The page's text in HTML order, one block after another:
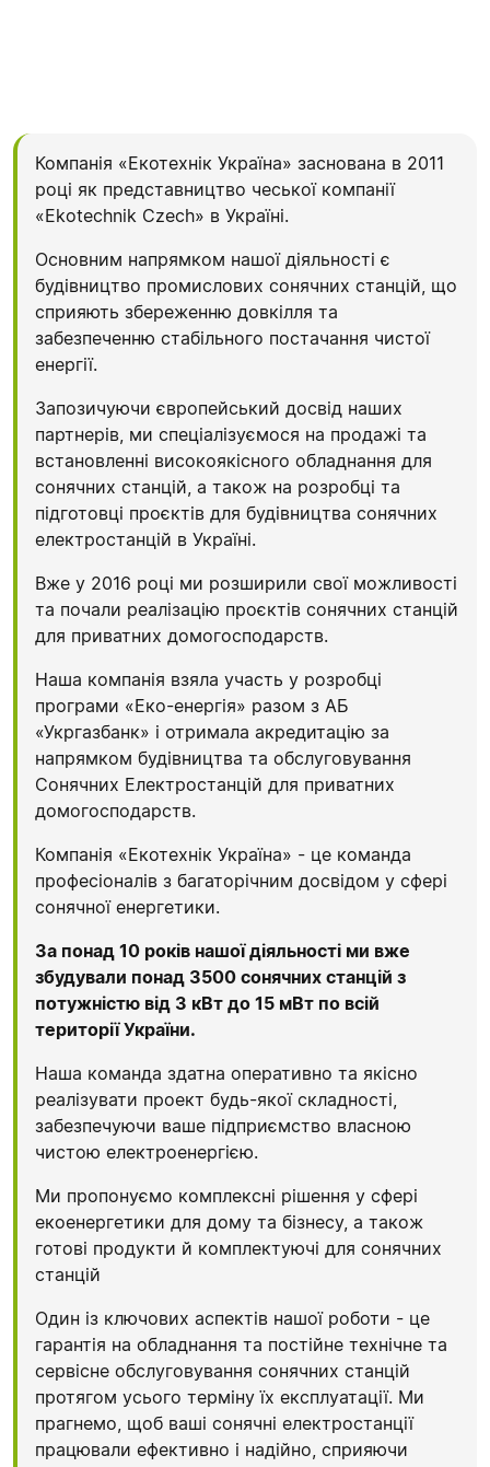
Компанія «Екотехнік Україна» заснована в 2011
році як представництво чеської компанії
«Еkotechnik Czech» в Україні.
Основним напрямком нашої діяльності є
будівництво промислових сонячних станцій, що
сприяють збереженню довкілля та
забезпеченню стабільного постачання чистої
енергії.
Запозичуючи європейський досвід наших
партнерів, ми спеціалізуємося на продажі та
встановленні високоякісного обладнання для
сонячних станцій, а також на розробці та
підготовці проєктів для будівництва сонячних
електростанцій в Україні.
Вже у 2016 році ми розширили свої можливості
та почали реалізацію проєктів сонячних станцій
для приватних домогосподарств.
Наша компанія взяла участь у розробці
програми «Еко-енергія» разом з АБ
«Укргазбанк» і отримала акредитацію за
напрямком будівництва та обслуговування
Сонячних Електростанцій для приватних
домогосподарств.
Компанія «Екотехнік Україна» - це команда
професіоналів з багаторічним досвідом у сфері
сонячної енергетики.
За понад 10 років нашої діяльності ми вже
збудували понад 3500 сонячних станцій з
потужністю від 3 кВт до 15 мВт по всій
території України.
Наша команда здатна оперативно та якісно
реалізувати проект будь-якої складності,
забезпечуючи ваше підприємство власною
чистою електроенергією.
Ми пропонуємо комплексні рішення у сфері
екоенергетики для дому та бізнесу, а також
готові продукти й комплектуючі для сонячних
станцій
Один із ключових аспектів нашої роботи - це
гарантія на обладнання та постійне технічне та
сервісне обслуговування сонячних станцій
протягом усього терміну їх експлуатації. Ми
прагнемо, щоб ваші сонячні електростанції
працювали ефективно і надійно, сприяючи